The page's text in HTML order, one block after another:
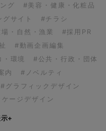
グ
#美容・健康・化粧品
サイト
#チラシ
・自然・漁業
#採用PR
#動画企画編集
・環境
#公共・行政・団体
内
#ノベルティ
#グラフィックデザイン
ージデザイン
+